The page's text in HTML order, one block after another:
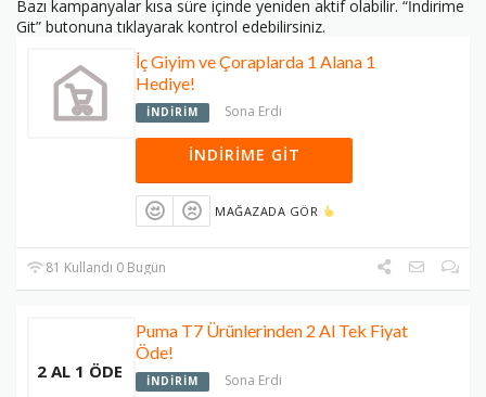
Bazı kampanyalar kısa süre içinde yeniden aktif olabilir. “İndirime
Git” butonuna tıklayarak kontrol edebilirsiniz.
İç Giyim ve Çoraplarda 1 Alana 1
Hediye!
İNDIRIM Sona Erdi
İNDIRIME GIT
MAĞAZADA GÖR
81 Kullandı 0 Bugün
2 AL 1 ÖDE
Puma T7 Ürünlerinden 2 Al Tek Fiyat
Öde!
İNDIRIM Sona Erdi